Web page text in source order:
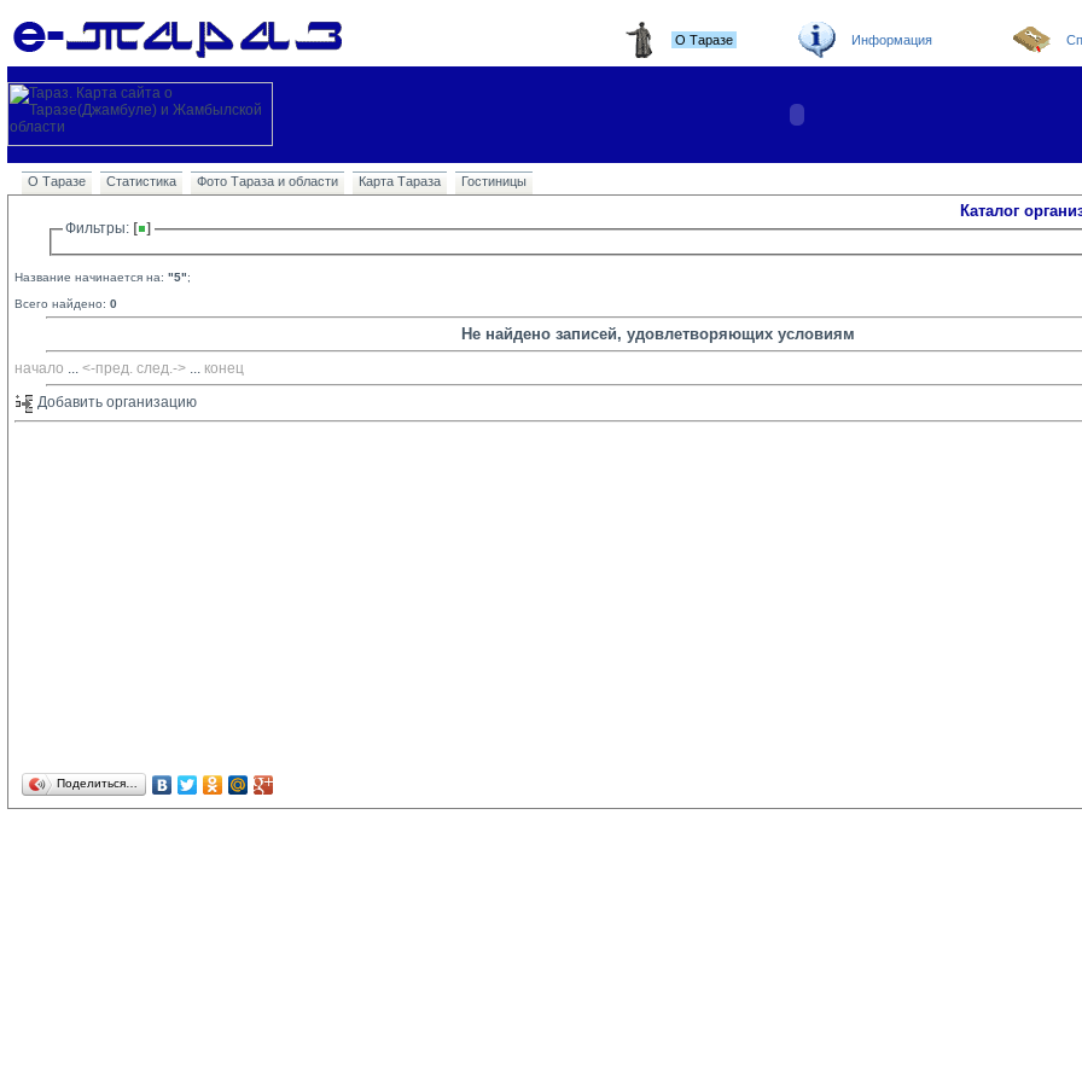
О Таразе Информация
О Таразе Статистика Фото Тараза и области Карта Тараза Гостиницы
Каталог
Фильтры:
Название начинается на: "5";
Всего найдено: 0
Не найдено записей, удовлетворяющих условиям
начало ... <-пред. след.-> ... конец
Добавить организацию
Поделиться…